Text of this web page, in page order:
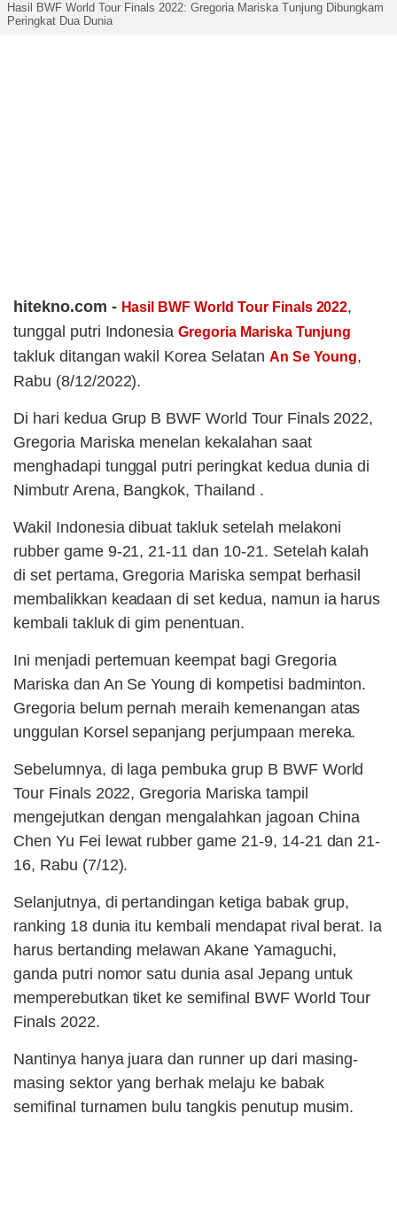
Hasil BWF World Tour Finals 2022: Gregoria Mariska Tunjung Dibungkam
Peringkat Dua Dunia
hitekno.com - Hasil BWF World Tour Finals 2022,
tunggal putri IndonesiaGregoria Mariska Tunjung
takluk ditangan wakil Korea Selatan An Se Young,
Rabu (8/12/2022).
Di hari kedua Grup B BWF World Tour Finals 2022,
Gregoria Mariska menelan kekalahan saat
menghadapi tunggal putri peringkat kedua dunia di
Nimbutr Arena, Bangkok, Thailand .
Wakil Indonesia dibuat takluk setelah melakoni
rubber game 9-21, 21-11 dan 10-21. Setelah kalah
di set pertama, Gregoria Mariska sempat berhasil
membalikkan keadaan di set kedua, namun ia harus
kembali takluk di gim penentuan.
Ini menjadi pertemuan keempat bagi Gregoria
Mariska dan An Se Young di kompetisi badminton.
Gregoria belum pernah meraih kemenangan atas
unggulan Korsel sepanjang perjumpaan mereka.
Sebelumnya, di laga pembuka grup B BWF World
Tour Finals 2022, Gregoria Mariska tampil
mengejutkan dengan mengalahkan jagoan China
Chen Yu Fei lewat rubber game 21-9, 14-21 dan 21-
16, Rabu (7/12).
Selanjutnya, di pertandingan ketiga babak grup,
ranking 18 dunia itu kembali mendapat rival berat. Ia
harus bertanding melawan Akane Yamaguchi,
ganda putri nomor satu dunia asal Jepang untuk
memperebutkan tiket ke semifinal BWF World Tour
Finals 2022.
Nantinya hanya juara dan runner up dari masing-
masing sektor yang berhak melaju ke babak
semifinal turnamen bulu tangkis penutup musim.